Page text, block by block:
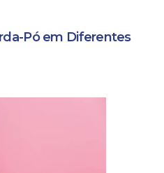
Pó em Diferentes